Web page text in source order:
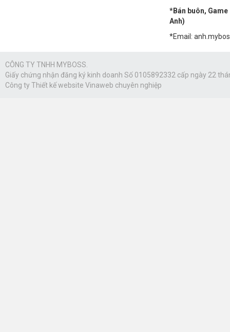
*Bán buôn, Game
Anh)
*Email:
CÔNG TY TNHH MYBOSS.
Giấy chứng nhận đăng ký kinh doanh Số 0105892332 cấp ngày 22
Công tyThiết kế website Vinaweb chuyên nghiệp